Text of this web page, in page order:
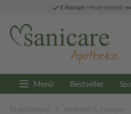
E-Rezept: Heute bestellt,
Menü Bestseller
Praxisbedarf Injektion & Infusion